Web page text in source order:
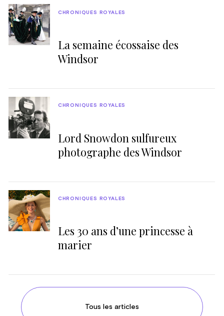
La semaine écossaise des
Windsor
CHRONIQUES ROYALES
Lord Snowdon sulfureux
photographe des Windsor
CHRONIQUES ROYALES
Les 30 ans d’une princesse à
marier
CHRONIQUES ROYALES
Tous les articles